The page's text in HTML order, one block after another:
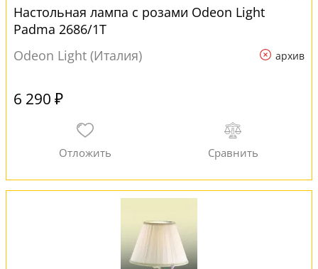
Настольная лампа с розами Odeon Light
Padma 2686/1T
Odeon Light (Италия)
архив
6 290 ₽